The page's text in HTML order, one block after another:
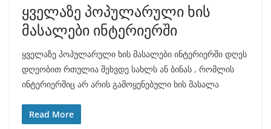
ყველაზე პოპულარული ხის
მასალები ინტერიერში
ყველაზე პოპულარული ხის მასალები ინტერიერში დღეს
დღეობით რთულია შეხვდე სახლს ან ბინას , რომლის
ინტერიერშიც არ არის გამოყენებული ხის მასალა
Read More